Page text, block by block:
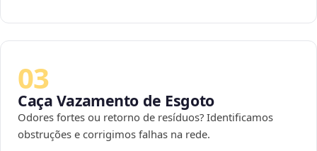
03
Caça Vazamento de Esgoto
Odores fortes ou retorno de resíduos? Identificamos
obstruções e corrigimos falhas na rede.